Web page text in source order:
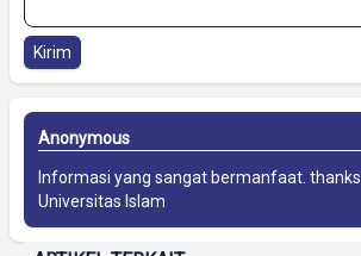
Kirim
Anonymous
Informasi yang sangat bermanfaat. thanks
Universitas Islam